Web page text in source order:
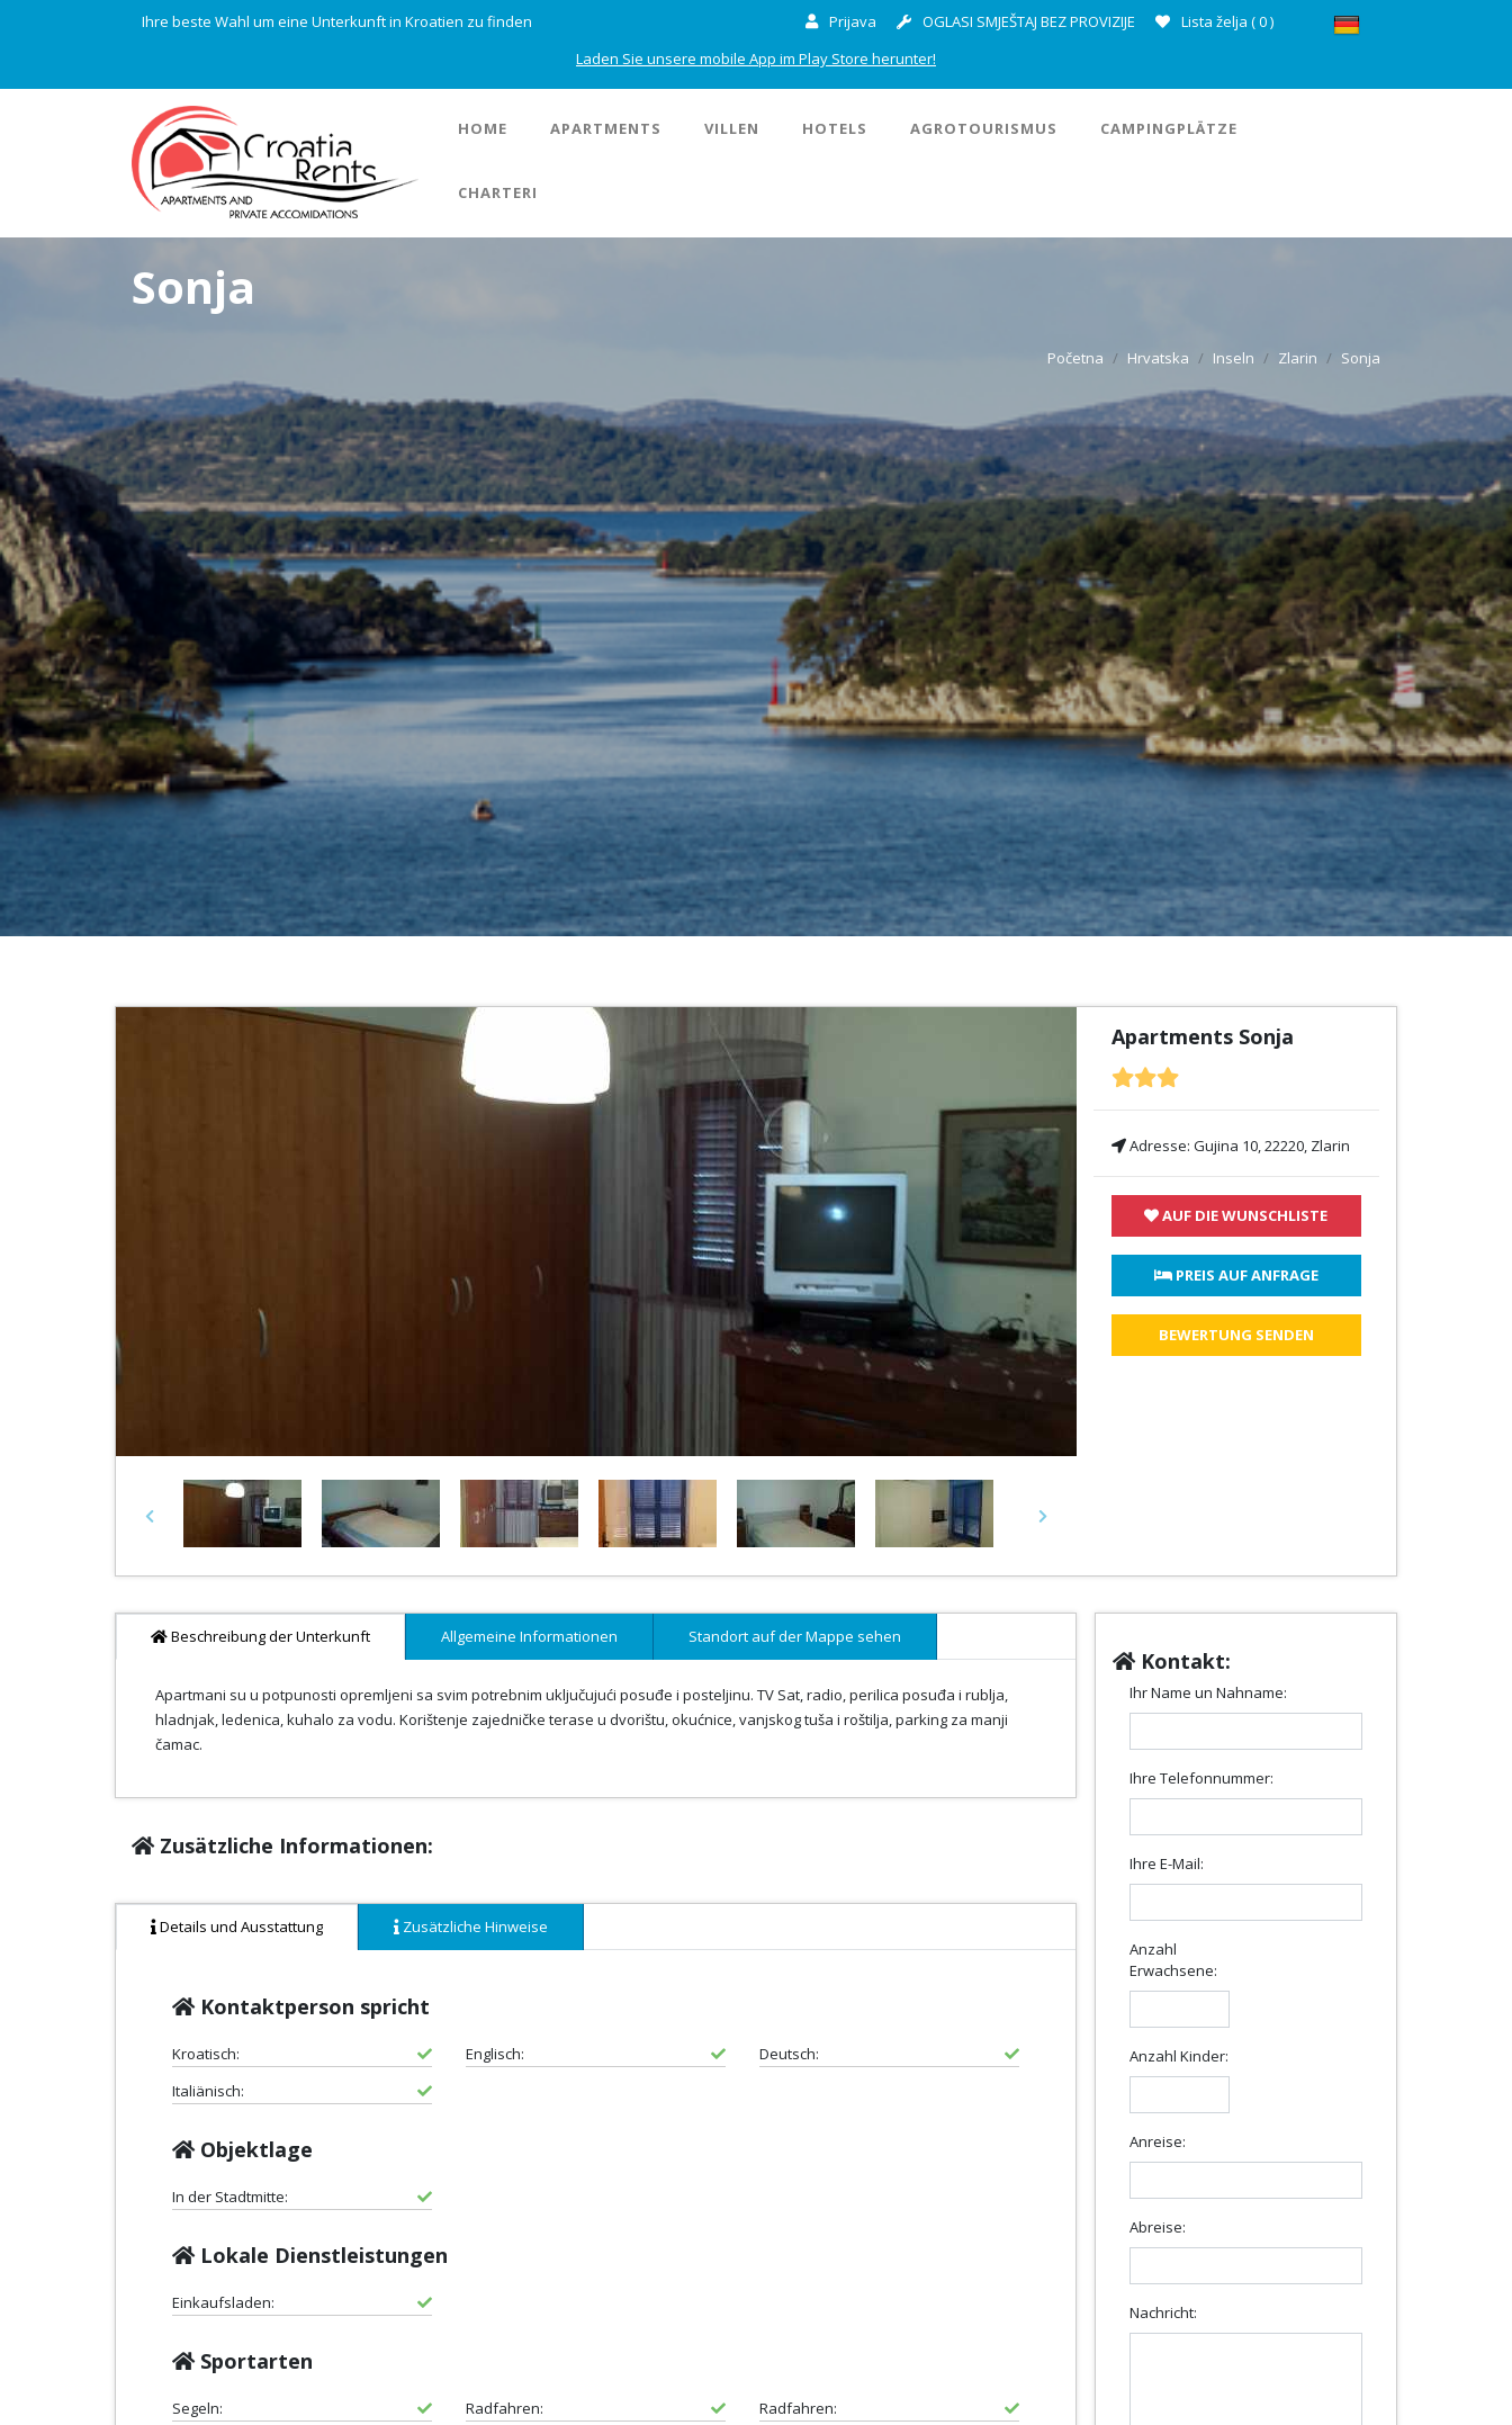
Ihre beste Wahl um eine Unterkunft in Kroatien zu finden Prijava OGLASI SMJEŠTAJ BEZ PROVIZIJE Lista želja (0)
Laden Sie unsere mobile App im Play Store herunter!
HOME APARTMENTS VILLEN HOTELS AGROTOURISMUS CAMPINGPLÄTZE
CHARTERI
Sonja
Početna Hrvatska Inseln Zlarin Sonja
Previous Next
Apartments Sonja
Adresse: Gujina 10, 22220, Zlarin
AUF DIE WUNSCHLISTE
PREIS AUF ANFRAGE
BEWERTUNG SENDEN
Beschreibung der Unterkunft Allgemeine Informationen Standort auf der Mappe sehen
Apartmani su u potpunosti opremljeni sa svim potrebnim uključujući posuđe i posteljinu. TV Sat, radio, perilica posuđa i rublja,
hladnjak, ledenica, kuhalo za vodu. Korištenje zajedničke terase u dvorištu, okućnice, vanjskog tuša i roštilja, parking za manji
čamac.
Zusätzliche Informationen:
Details und Ausstattung Zusätzliche Hinweise
Kontaktperson spricht
Kroatisch: Englisch:
Deutsch:
Italiänisch:
Objektlage
In der Stadtmitte:
Lokale Dienstleistungen
Einkaufsladen:
Sportarten
Segeln: Radfahren:
Radfahren:
Kontakt:
Ihr Name un Nahname:
Ihre Telefonnummer:
Ihre E-Mail:
Anzahl
Erwachsene:
Anzahl Kinder:
Anreise:
Abreise:
Nachricht: